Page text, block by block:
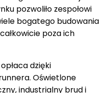
pozwoliło zespołowi
bogatego budowania
poza ich
dzięki
Oświetlone
industrialny brud i